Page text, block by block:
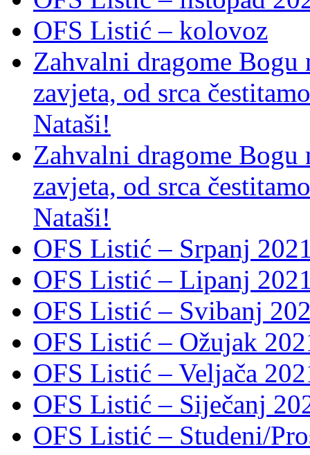
OFS Listić – kolovoz
Zahvalni dragome Bogu
zavjeta, od srca
Nataši!
Zahvalni dragome Bogu
zavjeta, od srca
Nataši!
OFS Listić – Srpanj
OFS Listić – Lipanj
OFS Listić – Svibanj
OFS Listić – Ožujak
OFS Listić – Veljača
OFS Listić – Siječanj
OFS Listić – Studeni/